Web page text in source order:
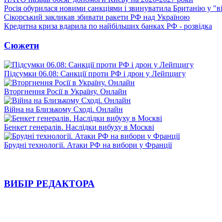
Росія обурилася новими санкціями і звинуватила Британію у
Сікорський закликав збивати ракети РФ над Україною
Кредитна криза вдарила по найбільших банках РФ - розвідка
Сюжети
Підсумки 06.08: Санкції проти РФ і дрон у Лейпцигу
Вторгнення Росії в Україну. Онлайн
Війна на Близькому Сході. Онлайн
Бенкет генералів. Наслідки вибуху в Москві
Брудні технології. Атаки РФ на вибори у Франції
ВИБІР РЕДАКТОРА